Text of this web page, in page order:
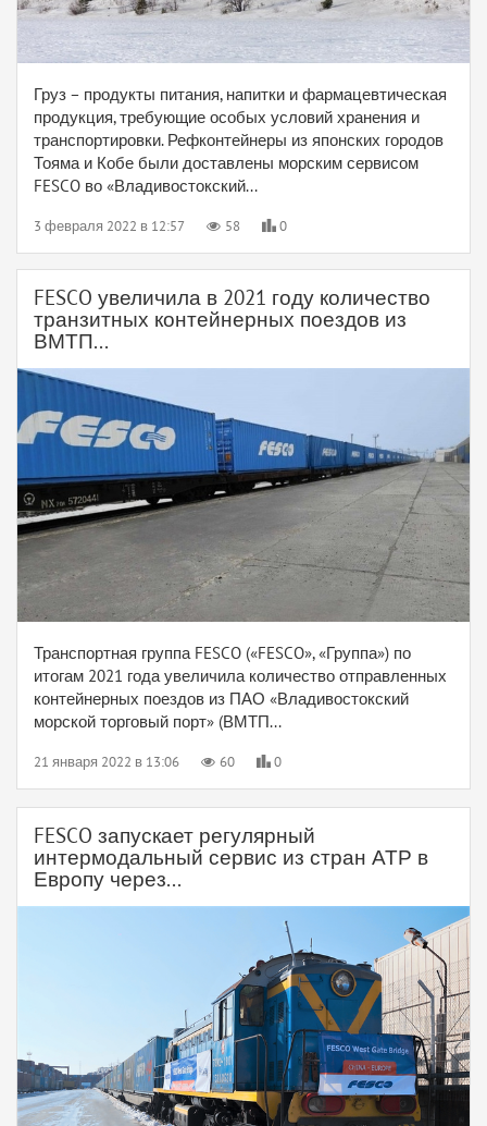
Груз – продукты питания, напитки и фармацевтическая
продукция, требующие особых условий хранения и
транспортировки. Рефконтейнеры из японских городов
Тояма и Кобе были доставлены морским сервисом
FESCO во «Владивостокский...
3 февраля 2022 в 12:57 58 0
FESCO увеличила в 2021 году количество
транзитных контейнерных поездов из
ВМТП...
Транспортная группа FESCO («FESCO», «Группа») по
итогам 2021 года увеличила количество отправленных
контейнерных поездов из ПАО «Владивостокский
морской торговый порт» (ВМТП...
21 января 2022 в 13:06 60 0
FESCO запускает регулярный
интермодальный сервис из стран АТР в
Европу через...